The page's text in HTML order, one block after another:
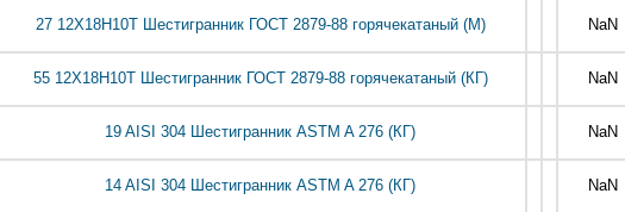
27 12Х18Н10Т Шестигранник ГОСТ 2879-88 горячекатаный (М) NaN
55 12Х18Н10Т Шестигранник ГОСТ 2879-88 горячекатаный (КГ) NaN
19 AISI 304 Шестигранник ASTM A 276 (КГ) NaN
14 AISI 304 Шестигранник ASTM A 276 (КГ) NaN